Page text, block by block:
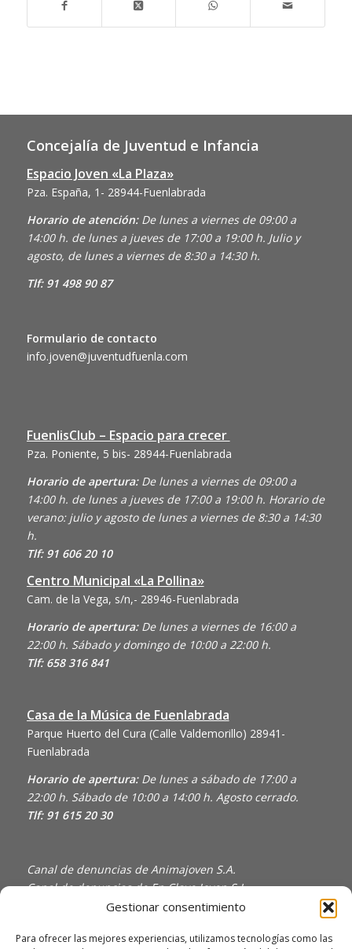
Gestionar consentimiento
Para ofrecer las mejores experiencias, utilizamos tecnologías como las
Concejalía de Juventud e Infancia
Espacio Joven «La Plaza»
Pza. España, 1- 28944-Fuenlabrada
Horario de atención: De lunes a viernes de 09:00 a
14:00 h. de lunes a jueves de 17:00 a 19:00 h. Julio y
agosto, de lunes a viernes de 8:30 a 14:30 h.
Tlf: 91 498 90 87
Formulario de contacto
info.joven@juventudfuenla.com
FuenlisClub – Espacio para crecer
Pza. Poniente, 5 bis- 28944-Fuenlabrada
Horario de apertura:De lunes a viernes de 09:00 a
14:00 h. de lunes a jueves de 17:00 a 19:00 h. Horario de
verano: julio y agosto de lunes a viernes de 8:30 a 14:30
h.
Tlf: 91 606 20 10
Centro Municipal «La Pollina»
Cam. de la Vega, s/n,- 28946-Fuenlabrada
Horario de apertura: De lunes a viernes de 16:00 a
22:00 h. Sábado y domingo de 10:00 a 22:00 h.
Tlf: 658 316 841
Casa de la Música de Fuenlabrada
Parque Huerto del Cura (Calle Valdemorillo) 28941-
Fuenlabrada
Horario de apertura: De lunes a sábado de 17:00 a
22:00 h. Sábado de 10:00 a 14:00 h. Agosto cerrado.
Tlf: 91 615 20 30
Canal de denuncias de Animajoven S.A.
Canal de denuncias de En Clave Joven S.L.
Política de Privacidad y Uso de Cookies
Política de calidad